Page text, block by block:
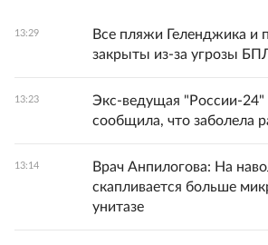
13:29
Все пляжи Геленджика и
закрыты из-за угрозы
13:23
Экс-ведущая "России-24"
сообщила, что заболела
13:14
Врач Анпилогова: На
скапливается больше
унитазе